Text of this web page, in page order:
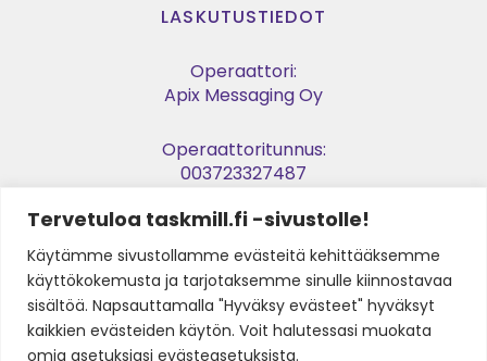
Tervetuloa taskmill.fi -sivustolle!
Käytämme sivustollamme evästeitä kehittääksemme
käyttökokemusta ja tarjotaksemme sinulle kiinnostavaa
sisältöä. Napsauttamalla "Hyväksy evästeet" hyväksyt
kaikkien evästeiden käytön. Voit halutessasi muokata
omia asetuksiasi evästeasetuksista.
LASKUTUSTIEDOT
Operaattori:
Apix Messaging Oy
Operaattoritunnus:
003723327487
Verkkolaskuosoite:
003729053974
Y-tunnus:
2905397-4